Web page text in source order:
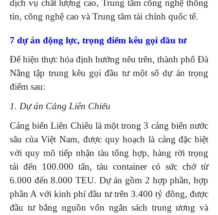
dịch vụ chất lượng cao, Trung tâm công nghệ thông
tin, công nghệ cao và Trung tâm tài chính quốc tế.
7 dự án động lực, trọng điểm kêu gọi đầu tư
Để hiện thực hóa định hướng nêu trên, thành phố Đà
Nẵng tập trung kêu gọi đầu tư một số dự án trọng
điểm sau:
1. Dự án Cảng Liên Chiểu
Cảng biển Liên Chiểu là một trong 3 cảng biển nước
sâu của Việt Nam, được quy hoạch là cảng đặc biệt
với quy mô tiếp nhận tàu tổng hợp, hàng rời trọng
tải đến 100.000 tấn, tàu container có sức chở từ
6.000 đến 8.000 TEU. Dự án gồm 2 hợp phần, hợp
phần A với kinh phí đầu tư trên 3.400 tỷ đồng, được
đầu tư bằng nguồn vốn ngân sách trung ương và